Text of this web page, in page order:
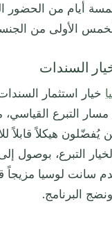
أيام من الحضور
الأولى من
السندات
خيار استثمار
التبرع
يُفضّلون هيكلاً قابلاً
سانت لوسيا مزيجاً
البرنامج.